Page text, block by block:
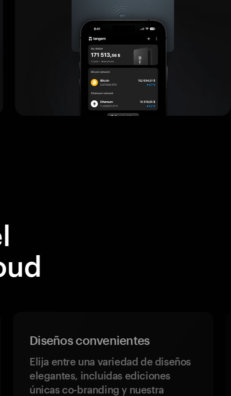
Diseños convenientes
Elija entre una variedad de diseños
elegantes, incluidas ediciones
únicas co-branding y nuestra